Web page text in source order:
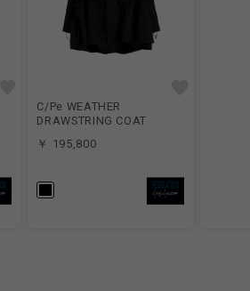
C/Pe WEATHER
DRAWSTRING COAT
￥ 195,800